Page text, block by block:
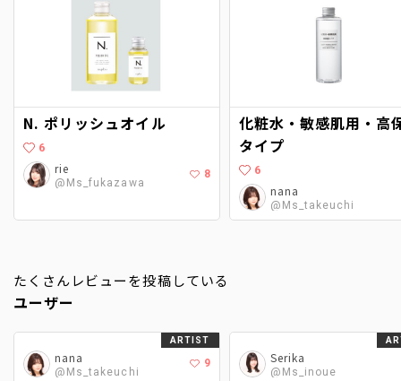
N. ポリッシュオイル
6
rie
@Ms_fukazawa
8
化粧水・敏感肌用・高
タイプ
6
nana
@Ms_takeuchi
たくさんレビューを投稿している
ユーザー
nana
@Ms_takeuchi
9
ARTIST
Serika
@Ms_inoue